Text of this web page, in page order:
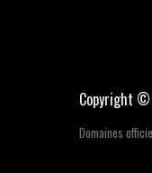
Copyright ©
Domaines